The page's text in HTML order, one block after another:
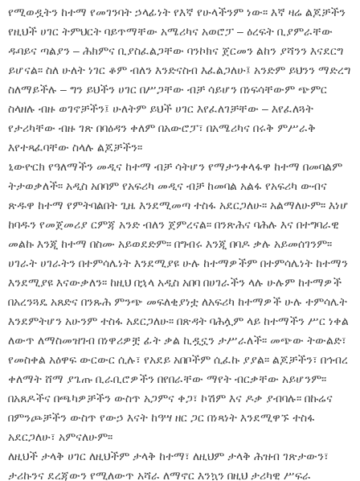
የሚወዷትን ከተማ የመገንባት ኃላፊነት የእኛ የሁላችንም ነው፡፡ እኛ ዛሬ ልጆቻችን
የዚህች ሀገር ትምህርት ባይጥማቸው አሜሪካና አወሮፓ – ዕረፍት ቢያምራቸው
ዱባይና ጣልያን – ሕክምና ቢያስፈልጋቸው ባንኮክና ጀርመን ልከን ያሻንን እናደርግ
ይሆናል፡፡ ስለ ሁለት ነገር ቆም ብለን እንድናስብ እፈልጋለሁ፤ አንድም ይህንን ማድረግ
ስለማይችሉ – ግን ይህችን ሀገር በሥጋቸው ብቻ ሳይሆን በነፍሳቸውም ጭምር
ስላዘሉ ብዙ ወገኖቻችን፤ ሁለትም ይህች ሀገር እየፈለገቻቸው – እየፈለጓት
የታሪካቸው ብዙ ገጽ በባዕዳን ቀለም በአውሮፓ፣ በአሜሪካና በሩቅ ምሥራቅ
እየተጻፈባቸው ስላሉ ልጆቻችን፡፡
ኒውዮርክ የዓለማችን መዲና ከተማ ብቻ ሳትሆን የማታንቀላፋዋ ከተማ በመባልም
ትታወቃለች፡፡ አዲስ አበባም የአፍሪካ መዲና ብቻ ከመባል አልፋ የአፍሪካ ውብና
ጽዱዋ ከተማ የምትባልበት ጊዜ እንደሚመጣ ተስፋ አደርጋለሁ፡፡ አልማለሁም፡፡ እነሆ
ከባዱን የመጀመሪያ ርምጃ አንድ ብለን ጀምረናል፡፡ በንጽሕና ባሕሉ እና በተግባራዊ
መልኩ እንጂ ከተማ በስሙ አይወደድም፡፡ በግብሩ እንጂ በባዶ ቃሉ አይመሰገንም፡፡
ሀገራት ሀገራትን በተምሳሌነት እንደሚያዩ ሁሉ ከተማዎችም በተምሳሌነት ከተማን
እንደሚያዩ እናውቃለን፡፡ ከዚህ በኋላ አዲስ አበባ በሀገራችን ላሉ ሁሉም ከተማዎች
በአረንጓዴ አጸድና በንጹሕ ምንጭ መፍለቂያነቷ ለአፍሪካ ከተማዎች ሁሉ ተምሳሌት
እንደምትሆን አሁንም ተስፋ አደርጋለሁ፡፡ በጽዳት ባሕሏም ላይ ከተማችን ሥር ነቀል
ለውጥ ለማስመዝገብ በነዋሪዎቿ ፊት ቃል ኪዷኗን ታሥራለች፡፡ መጭው ትውልድ፣
የመስቀል አዕዋፍ ውርውር ሲሉ፣ የአደይ አበቦችም ሲፈኩ ያያል፡፡ ልጆቻችን፣ በኅብረ
ቀለማት ሸማ ያጌጡ ቢራቢሮዎችን በየበራቸው ማየት ብርቃቸው አይሆንም፡፡
በአጸዶችና በጫካዎቻችን ውስጥ አጋምና ቀጋ፣ ኮሽም እና ዶቃ ያብባሉ፡፡ በኩሬና
በምንጮቻችን ውስጥ የውኃ እናት ከዓሣ ዘር ጋር በነጻነት እንደሚዋኙ ተስፋ
አደርጋለሁ፣ አምናለሁም፡፡
ለዚህች ታላቅ ሀገር ለዚህችም ታላቅ ከተማ፣ ለዚህም ታላቅ ሕዝብ ገጽታውን፣
ታሪኩንና ደረጃውን የሚለውጥ አሻራ ለማኖር እንኳን በዚህ ታሪካዊ ሥፍራ